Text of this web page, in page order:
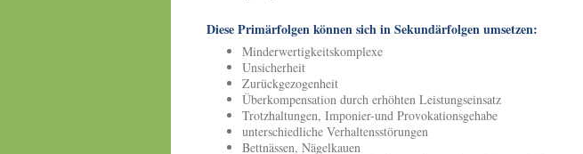
Diese Primärfolgen können sich in Sekundärfolgen umsetzen:
Minderwertigkeitskomplexe
Unsicherheit
Zurückgezogenheit
Überkompensation durch erhöhten Leistungseinsatz
Trotzhaltungen, Imponier-und Provokationsgehabe
unterschiedliche Verhaltensstörungen
Bettnässen, Nägelkauen